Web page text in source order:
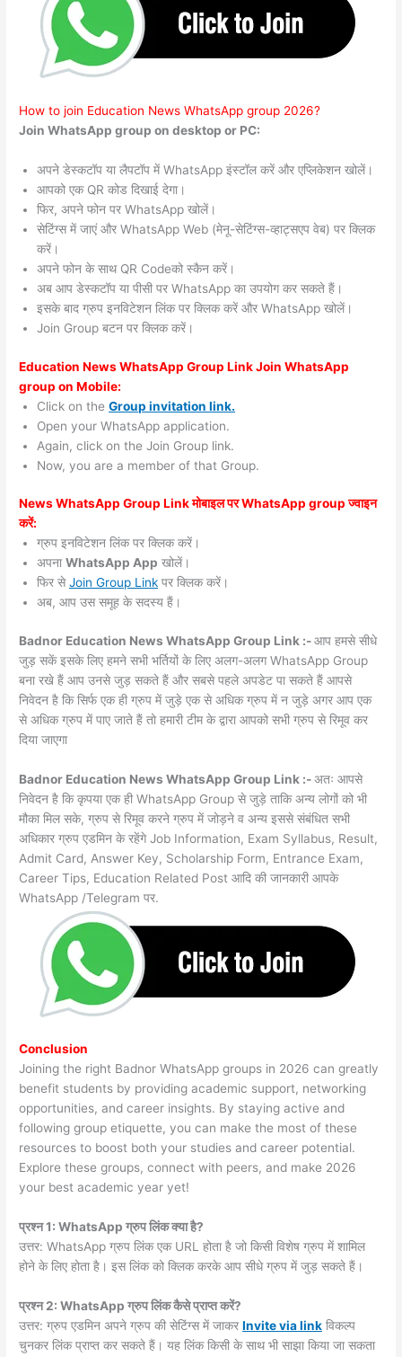
How to join Education News WhatsApp group 2026?
Join WhatsApp group on desktop or PC:
अपने डेस्कटॉप या लैपटॉप में WhatsApp इंस्टॉल करें और एप्लिकेशन खोलें।
आपको एक QR कोड दिखाई देगा।
फिर, अपने फोन पर WhatsApp खोलें।
सेटिंग्स में जाएं और WhatsApp Web (मेनू-सेटिंग्स-व्हाट्सएप वेब) पर क्लिक
करें।
अपने फोन के साथ QR Codeको स्कैन करें।
अब आप डेस्कटॉप या पीसी पर WhatsApp का उपयोग कर सकते हैं।
इसके बाद ग्रुप इनविटेशन लिंक पर क्लिक करें और WhatsApp खोलें।
Join Group बटन पर क्लिक करें।
Education News WhatsApp Group Link Join WhatsApp
group on Mobile:
Click on theGroup invitation link.
Open your WhatsApp application.
Again, click on the Join Group link.
Now, you are a member of that Group.
News WhatsApp Group Link मोबाइल पर WhatsApp group ज्वाइन
करें:
ग्रुप इनविटेशन लिंक पर क्लिक करें।
अपनाWhatsApp App खोलें।
फिर सेJoin Group Link पर क्लिक करें।
अब, आप उस समूह के सदस्य हैं।
Badnor Education News WhatsApp Group Link :-आप हमसे सीधे
जुड़ सकें इसके लिए हमने सभी भर्तियों के लिए अलग-अलग WhatsApp Group
बना रखे हैं आप उनसे जुड़ सकते हैं और सबसे पहले अपडेट पा सकते हैं आपसे
निवेदन है कि सिर्फ एक ही ग्रुप में जुड़े एक से अधिक ग्रुप में न जुड़े अगर आप एक
से अधिक ग्रुप में पाए जाते हैं तो हमारी टीम के द्वारा आपको सभी ग्रुप से रिमूव कर
दिया जाएगा
Badnor Education News WhatsApp Group Link :-अतः आपसे
निवेदन है कि कृपया एक ही WhatsApp Group से जुड़े ताकि अन्य लोगों को भी
मौका मिल सके, ग्रुप से रिमूव करने ग्रुप में जोड़ने व अन्य इससे संबंधित सभी
अधिकार ग्रुप एडमिन के रहेंगे Job Information, Exam Syllabus, Result,
Admit Card, Answer Key, Scholarship Form, Entrance Exam,
Career Tips, Education Related Post आदि की जानकारी आपके
WhatsApp /Telegram पर.
Conclusion
Joining the right Badnor WhatsApp groups in 2026 can greatly
benefit students by providing academic support, networking
opportunities, and career insights. By staying active and
following group etiquette, you can make the most of these
resources to boost both your studies and career potential.
Explore these groups, connect with peers, and make 2026
your best academic year yet!
प्रश्न 1: WhatsApp ग्रुप लिंक क्या है?
उत्तर: WhatsApp ग्रुप लिंक एक URL होता है जो किसी विशेष ग्रुप में शामिल
होने के लिए होता है। इस लिंक को क्लिक करके आप सीधे ग्रुप में जुड़ सकते हैं।
प्रश्न 2: WhatsApp ग्रुप लिंक कैसे प्राप्त करें?
उत्तर: ग्रुप एडमिन अपने ग्रुप की सेटिंग्स में जाकरInvite via link विकल्प
चुनकर लिंक प्राप्त कर सकते हैं। यह लिंक किसी के साथ भी साझा किया जा सकता